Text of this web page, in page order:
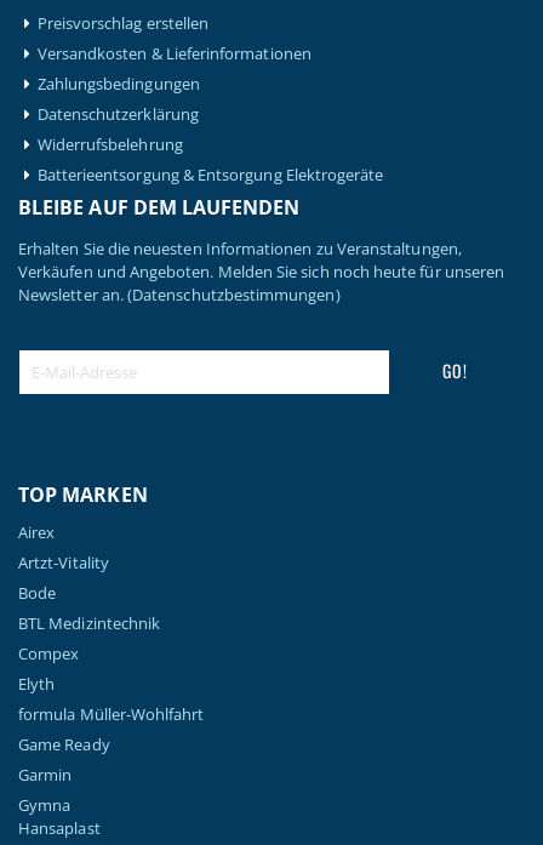
Preisvorschlag erstellen
Versandkosten & Lieferinformationen
Zahlungsbedingungen
Datenschutzerklärung
Widerrufsbelehrung
Batterieentsorgung & Entsorgung Elektrogeräte
BLEIBE AUF DEM LAUFENDEN
Erhalten Sie die neuesten Informationen zu Veranstaltungen,
Verkäufen und Angeboten. Melden Sie sich noch heute für unseren
Newsletter an.(Datenschutzbestimmungen)
GO!
TOP MARKEN
Airex
Artzt-Vitality
Bode
BTL Medizintechnik
Compex
Elyth
formula Müller-Wohlfahrt
Game Ready
Garmin
Gymna
Hansaplast